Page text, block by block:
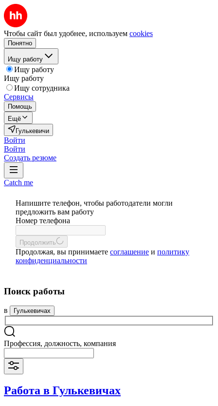
Чтобы сайт был удобнее, используем cookies
Понятно
Ищу работу
Ищу работу
Ищу работу
Ищу сотрудника
Сервисы
Помощь
Ещё
Гулькевичи
Войти
Войти
Создать резюме
Catch me
Напишите телефон, чтобы работодатели могли
предложить вам работу
Номер телефона
Продолжить
Продолжая, вы принимаете соглашение и политику
конфиденциальности
Поиск работы
в Гулькевичах
Профессия, должность, компания
Работа в Гулькевичах